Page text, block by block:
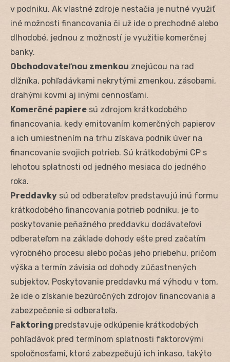
v podniku. Ak vlastné zdroje nestačia je nutné využiť
iné možnosti financovania či už ide o prechodné alebo
dlhodobé, jednou z možností je využitie komerčnej
banky.
Obchodovateľnou zmenkou znejúcou na rad
dlžníka, pohľadávkami nekrytými zmenkou, zásobami,
drahými kovmi aj inými cennosťami.
Komerčné papiere sú zdrojom krátkodobého
financovania, kedy emitovaním komerčných papierov
a ich umiestnením na trhu získava podnik úver na
financovanie svojich potrieb. Sú krátkodobými CP s
lehotou splatnosti od jedného mesiaca do jedného
roka.
Preddavky sú od odberateľov predstavujú inú formu
krátkodobého financovania potrieb podniku, je to
poskytovanie peňažného preddavku dodávateľovi
odberateľom na základe dohody ešte pred začatím
výrobného procesu alebo počas jeho priebehu, pričom
výška a termín závisia od dohody zúčastnených
subjektov. Poskytovanie preddavku má výhodu v tom,
že ide o získanie bezúročných zdrojov financovania a
zabezpečenie si odberateľa.
Faktoring predstavuje odkúpenie krátkodobých
pohľadávok pred termínom splatnosti faktorovými
spoločnosťami, ktoré zabezpečujú ich inkaso, takýto